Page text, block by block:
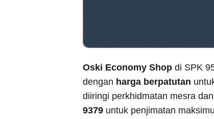
Oski Economy Shop di SPK
dengan harga berpatutan
diiringi perkhidmatan mesra dan
9379 untuk penjimatan